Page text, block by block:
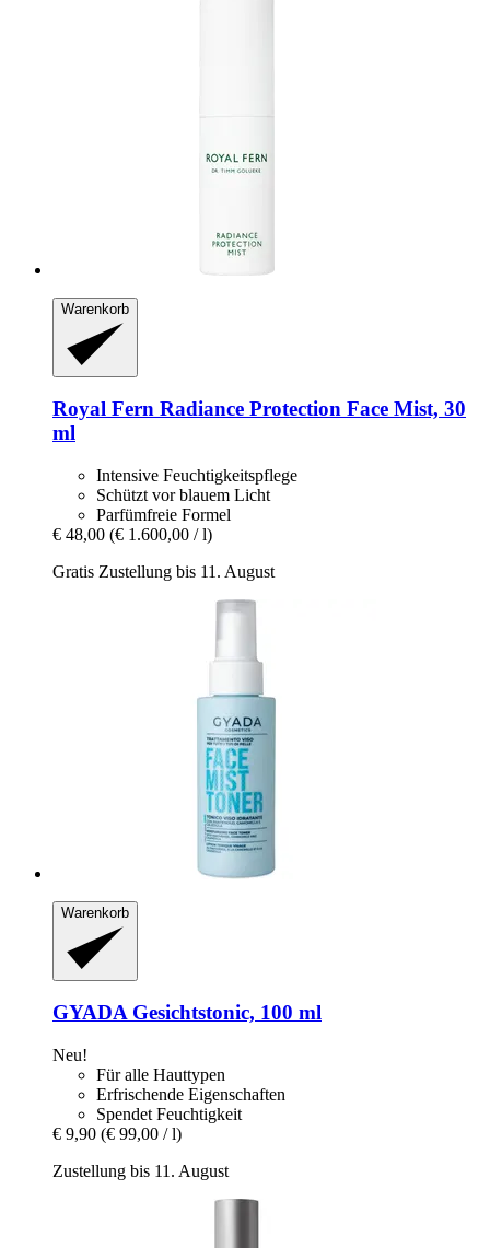
Warenkorb
Royal Fern Radiance Protection Face Mist, 30
ml
Intensive Feuchtigkeitspflege
Schützt vor blauem Licht
Parfümfreie Formel
€ 48,00 (€ 1.600,00 / l)
Gratis Zustellung bis 11. August
Warenkorb
GYADAGesichtstonic, 100 ml
Neu!
Für alle Hauttypen
Erfrischende Eigenschaften
Spendet Feuchtigkeit
€ 9,90 (€ 99,00 / l)
Zustellung bis 11. August